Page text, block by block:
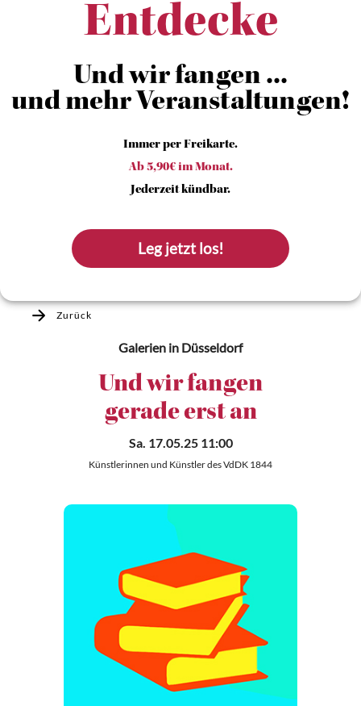
Entdecke
Und wir fangen ...
und mehr Veranstaltungen!
Immer per Freikarte.
Ab 5,90€ im Monat.
Jederzeit kündbar.
Leg jetzt los!
Zurück
Galerien in Düsseldorf
Und wir fangen
gerade erst an
Sa. 17.05.25 11:00
Künstlerinnen und Künstler des VdDK 1844